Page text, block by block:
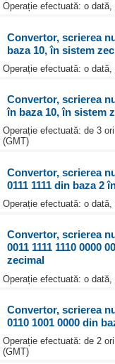
Operație efectuată: o
Convertor, scrierea
baza 10, în sistem
Operație efectuată: o
Convertor, scrierea
în baza 10, în sistem
Operație efectuată: de 3
(GMT)
Convertor, scrierea
0111 1111 din baza 2
Operație efectuată: o
Convertor, scrierea
0011 1111 1110 0000
zecimal
Operație efectuată: o
Convertor, scrierea
0110 1001 0000 din
Operație efectuată: de 2
(GMT)